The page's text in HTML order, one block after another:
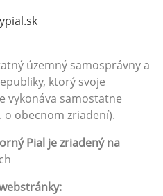
územný samosprávny a
ktorý svoje
vykonáva samostatne
o obecnom zriadení).
Pial je zriadený na